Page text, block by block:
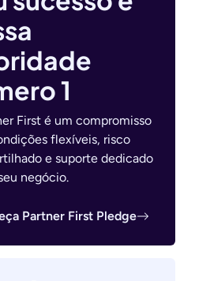
1
First é um compromisso
flexíveis, risco
e suporte dedicado
negócio.
Partner First Pledge